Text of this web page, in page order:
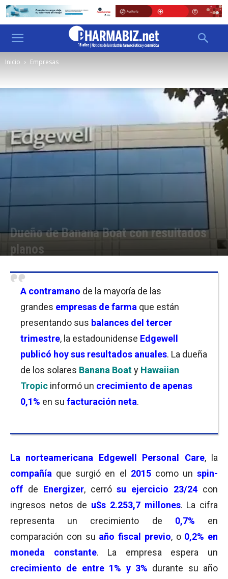
Inicio Empresas
Dueño de Banana Boat con resultados
planos
A contramano de la mayoría de las
grandes empresas de farma que están
presentando sus balances del tercer
trimestre, la estadounidense Edgewell
publicó hoy sus resultados anuales. La dueña
de los solares Banana Boaty Hawaiian
Tropic informó un crecimiento de apenas
0,1% en su facturación neta.
La norteamericana Edgewell Personal Care, la
compañía que surgió en el 2015como un spin-
off de Energizer, cerrósu ejercicio 23/24 con
ingresos netos de u$s 2.253,7 millones. La cifra
representa un crecimiento de 0,7% en
comparación con su año fiscal previo, o 0,2% en
moneda constante. La empresa espera un
crecimiento de entre 1% y 3% durante su año